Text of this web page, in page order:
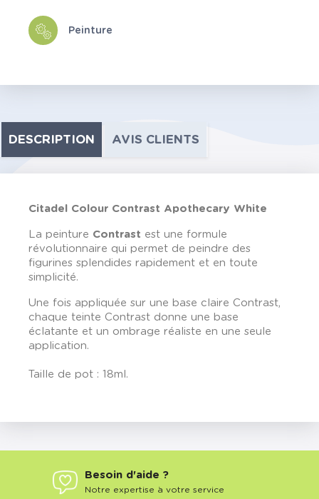
Peinture
DESCRIPTION AVIS CLIENTS
Citadel Colour Contrast Apothecary White
La peinture Contrast est une formule
révolutionnaire qui permet de peindre des
figurines splendides rapidement et en toute
simplicité.
Une fois appliquée sur une base claire Contrast,
chaque teinte Contrast donne une base
éclatante et un ombrage réaliste en une seule
application.
Taille de pot : 18ml.
Besoin d'aide ?
Notre expertise à votre service